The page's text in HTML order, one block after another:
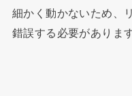
細かく動かないため、
錯誤する必要があります